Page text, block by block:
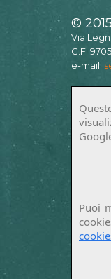
©
Via
C.F.
e-mail:
Puoi